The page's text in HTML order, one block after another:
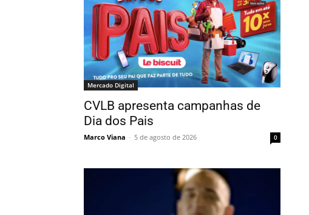
Mercado Digital
CVLB apresenta campanhas de
Dia dos Pais
Marco Viana - 5 de agosto de 2026 0